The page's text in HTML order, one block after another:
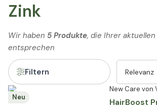
Zink
Wir haben 5 Produkte, die Ihrer aktuellen
entsprechen
Filtern
Neu
New Care von
HairBoost